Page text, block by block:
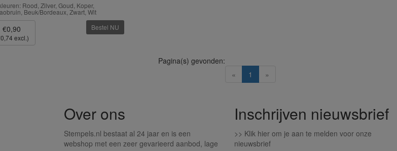
Rood, Zilver, Goud, Koper,
Beuk/Bordeaux, Zwart, Wit
€0,90
excl.)
Bestel NU
«
1 (current)
»
Pagina(s) gevonden:
Over ons
Stempels.nl bestaat al 24 jaar en is een
webshop met een zeer gevarieerd aanbod, lage
Inschrijven nieuwsbrief
>> Klik hier om je aan te melden voor onze
nieuwsbrief